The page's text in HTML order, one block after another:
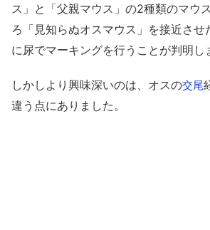
ス」と「父親マウス」の2種類のマウ
ろ「見知らぬオスマウス」を接近させ
に尿でマーキングを行うことが判明し
しかしより興味深いのは、オスの交尾
違う点にありました。